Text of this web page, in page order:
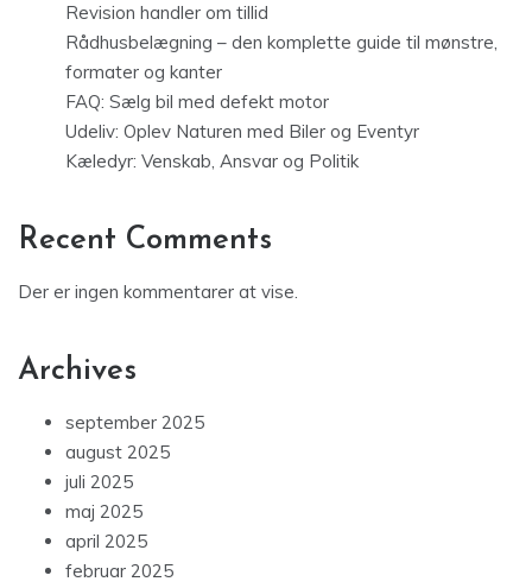
Revision handler om tillid
Rådhusbelægning – den komplette guide til mønstre,
formater og kanter
FAQ: Sælg bil med defekt motor
Udeliv: Oplev Naturen med Biler og Eventyr
Kæledyr: Venskab, Ansvar og Politik
Recent Comments
Der er ingen kommentarer at vise.
Archives
september 2025
august 2025
juli 2025
maj 2025
april 2025
februar 2025